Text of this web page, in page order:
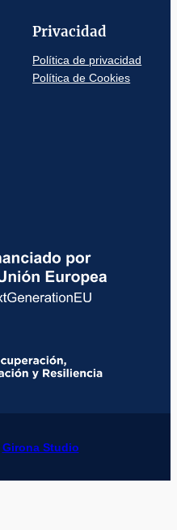
Privacidad
Política de privacidad
Política de Cookies
Girona Studio